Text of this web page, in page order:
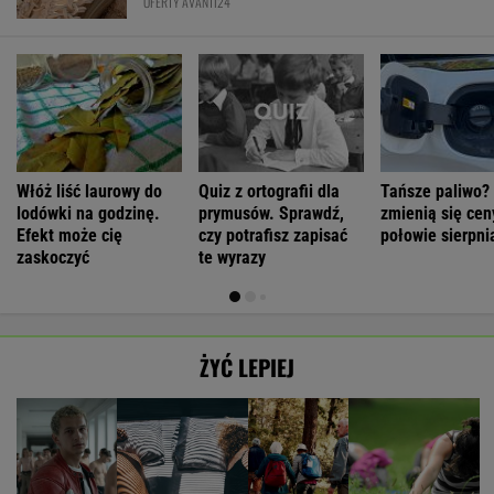
Włóż liść laurowy do
lodówki na godzinę.
Efekt może cię
zaskoczyć
Quiz z ortografii dla
prymusów. Sprawdź,
czy potrafisz zapisać
te wyrazy
Tańsze paliwo?
zmienią się
połowie
ŻYĆ LEPIEJ